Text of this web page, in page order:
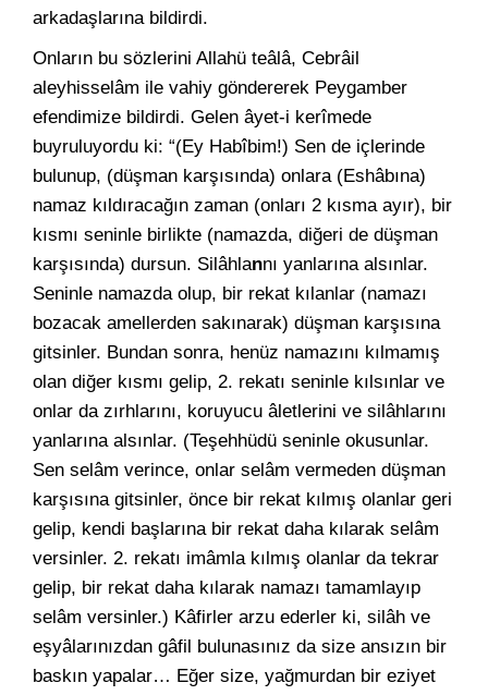
arkadaşlarına bildirdi.
Onların bu sözlerini Allahü teâlâ, Cebrâil
aleyhisselâm ile vahiy göndererek Peygamber
efendimize bildirdi. Gelen âyet-i kerîmede
buyruluyordu ki: “(Ey Habîbim!) Sen de içlerinde
bulunup, (düşman karşısında) onlara (Eshâbına)
namaz kıldıracağın zaman (onları 2 kısma ayır), bir
kısmı seninle birlikte (namazda, diğeri de düşman
karşısında) dursun. Silâhlannı yanlarına alsınlar.
Seninle namazda olup, bir rekat kılanlar (namazı
bozacak amellerden sakınarak) düşman karşısına
gitsinler. Bundan sonra, henüz namazını kılmamış
olan diğer kısmı gelip, 2. rekatı seninle kılsınlar ve
onlar da zırhlarını, koruyucu âletlerini ve silâhlarını
yanlarına alsınlar. (Teşehhüdü seninle okusunlar.
Sen selâm verince, onlar selâm vermeden düşman
karşısına gitsinler, önce bir rekat kılmış olanlar geri
gelip, kendi başlarına bir rekat daha kılarak selâm
versinler. 2. rekatı imâmla kılmış olanlar da tekrar
gelip, bir rekat daha kılarak namazı tamamlayıp
selâm versinler.) Kâfirler arzu ederler ki, silâh ve
eşyâlarınızdan gâfil bulunasınız da size ansızın bir
baskın yapalar… Eğer size, yağmurdan bir eziyet